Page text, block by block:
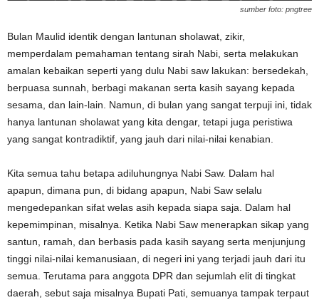
sumber foto: pngtree
Bulan Maulid identik dengan lantunan sholawat, zikir,
memperdalam pemahaman tentang sirah Nabi, serta melakukan
amalan kebaikan seperti yang dulu Nabi saw lakukan: bersedekah,
berpuasa sunnah, berbagi makanan serta kasih sayang kepada
sesama, dan lain-lain. Namun, di bulan yang sangat terpuji ini, tidak
hanya lantunan sholawat yang kita dengar, tetapi juga peristiwa
yang sangat kontradiktif, yang jauh dari nilai-nilai kenabian.
Kita semua tahu betapa adiluhungnya Nabi Saw. Dalam hal
apapun, dimana pun, di bidang apapun, Nabi Saw selalu
mengedepankan sifat welas asih kepada siapa saja. Dalam hal
kepemimpinan, misalnya. Ketika Nabi Saw menerapkan sikap yang
santun, ramah, dan berbasis pada kasih sayang serta menjunjung
tinggi nilai-nilai kemanusiaan, di negeri ini yang terjadi jauh dari itu
semua. Terutama para anggota DPR dan sejumlah elit di tingkat
daerah, sebut saja misalnya Bupati Pati, semuanya tampak terpaut